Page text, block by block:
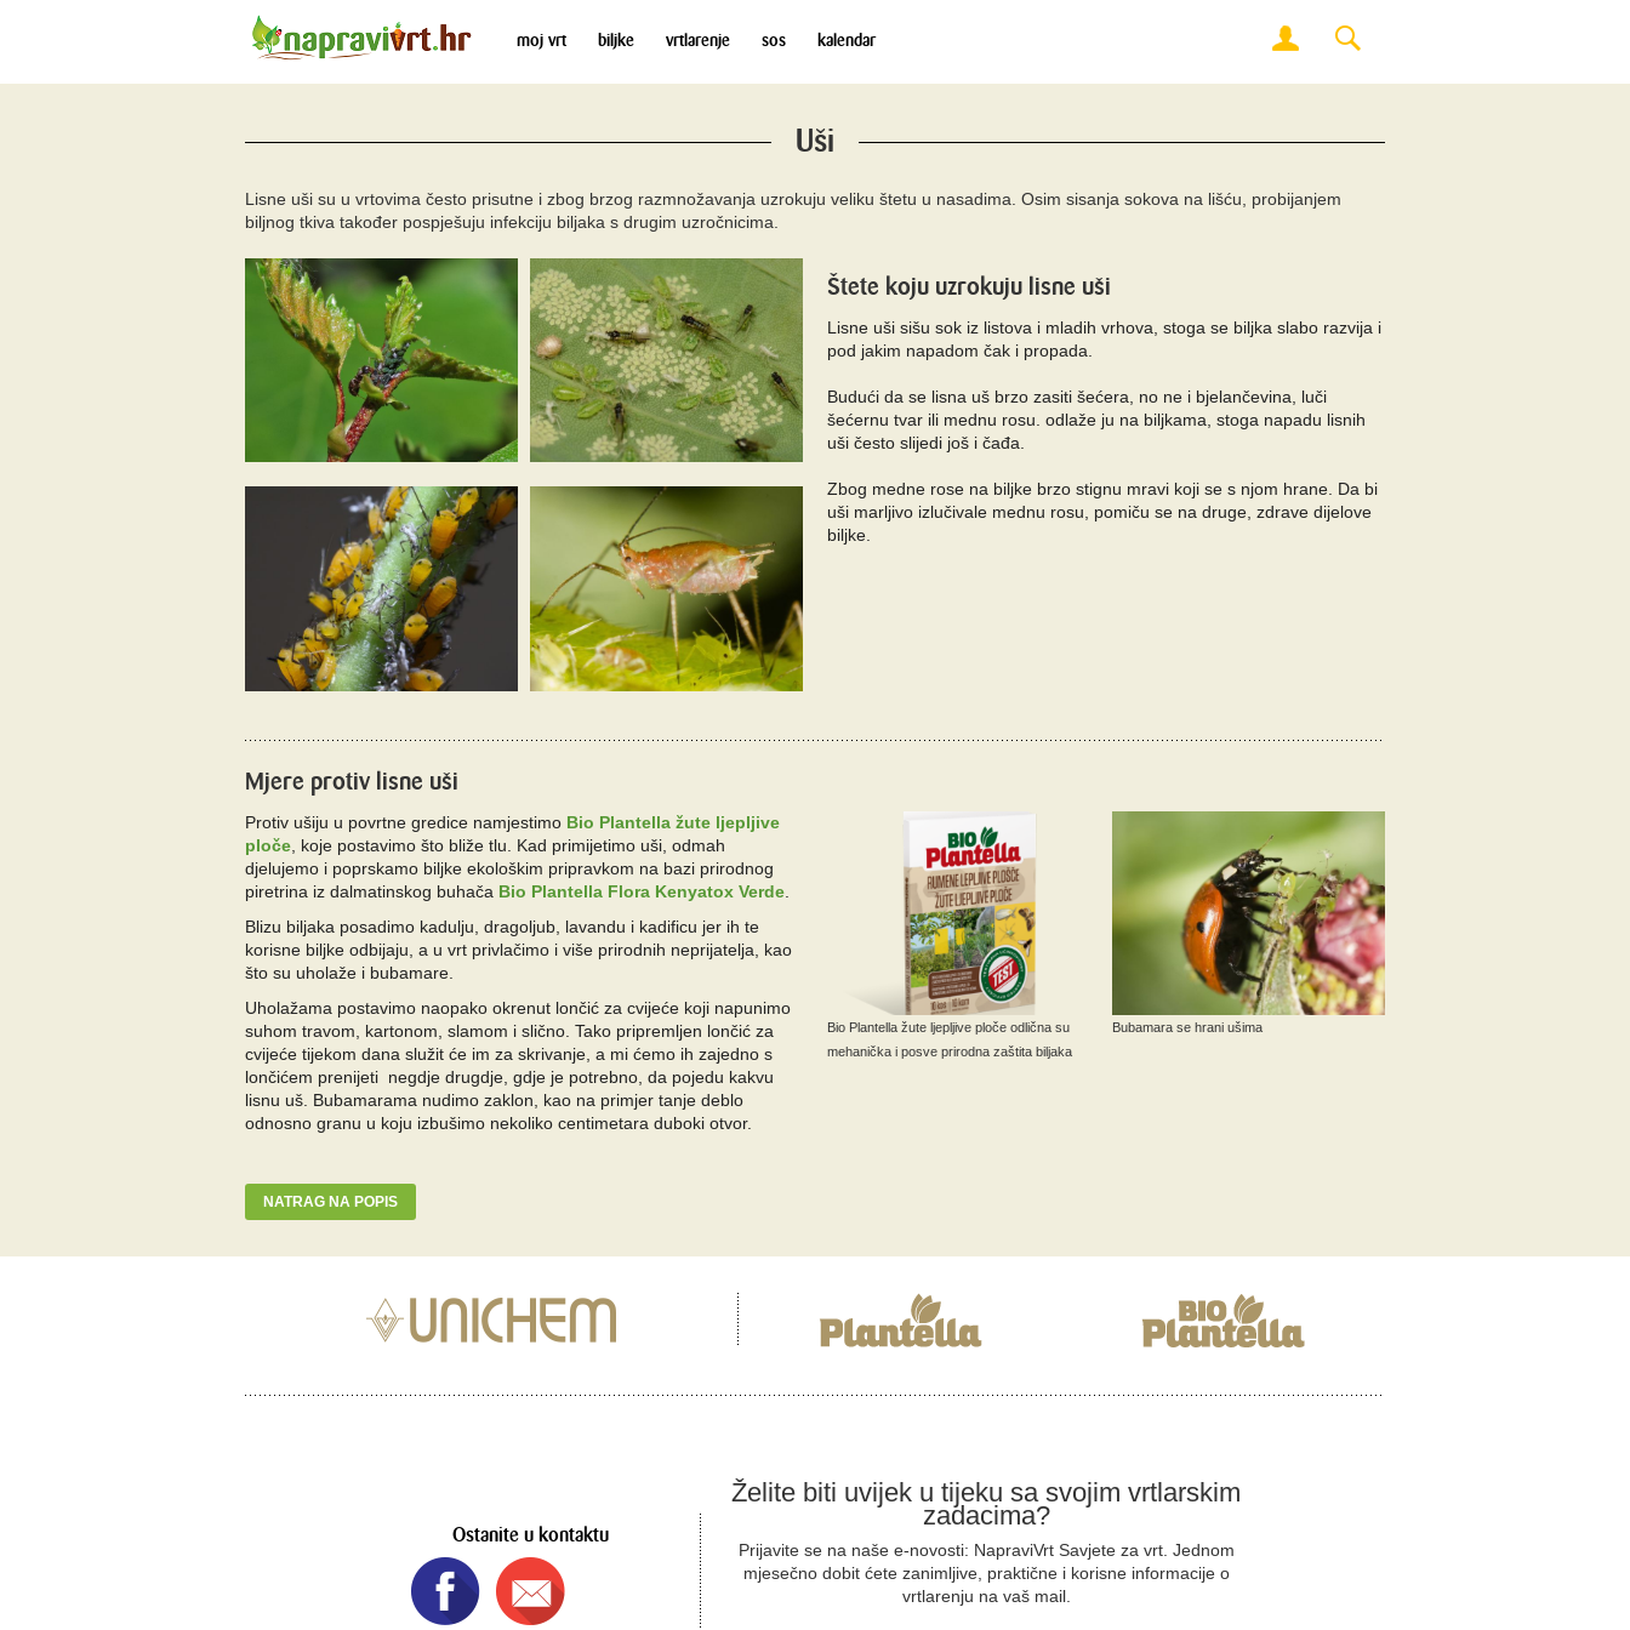
moj vrt biljke vrtlarenje sos kalendar
Uši
Lisne uši su u vrtovima često prisutne i zbog brzog razmnožavanja uzrokuju veliku štetu u nasadima. Osim sisanja sokova na lišću, probijanjem
biljnog tkiva također pospješuju infekciju biljaka s drugim uzročnicima.
Štete koju uzrokuju lisne uši
Lisne uši sišu sok iz listova i mladih vrhova, stoga se biljka slabo razvija i
pod jakim napadom čak i propada.
Budući da se lisna uš brzo zasiti šećera, no ne i bjelančevina, luči
šećernu tvar ili mednu rosu. odlaže ju na biljkama, stoga napadu lisnih
uši često slijedi još i čađa.
Zbog medne rose na biljke brzo stignu mravi koji se s njom hrane. Da bi
uši marljivo izlučivale mednu rosu, pomiču se na druge, zdrave dijelove
biljke.
Mjere protiv lisne uši
Protiv ušiju u povrtne gredice namjestimo Bio Plantella žute ljepljive
ploče , koje postavimo što bliže tlu. Kad primijetimo uši, odmah
djelujemo i poprskamo biljke ekološkim pripravkom na bazi prirodnog
piretrina iz dalmatinskog buhača Bio Plantella Flora Kenyatox Verde
Blizu biljaka posadimo kadulju, dragoljub, lavandu i kadificu jer ih te
korisne biljke odbijaju, a u vrt privlačimo i više prirodnih neprijatelja, kao
što su uholaže i bubamare.
Uholažama postavimo naopako okrenut lončić za cvijeće koji napunimo
suhom travom, kartonom, slamom i slično. Tako pripremljen lončić za
cvijeće tijekom dana služit će im za skrivanje, a mi ćemo ih zajedno s
lončićem prenijeti negdje drugdje, gdje je potrebno, da pojedu kakvu
lisnu uš. Bubamarama nudimo zaklon, kao na primjer tanje deblo
odnosno granu u koju izbušimo nekoliko centimetara duboki otvor.
Bio Plantella žute ljepljive ploče odlična su
mehanička i posve prirodna zaštita biljaka
Bubamara se hrani ušima
NATRAG NA POPIS
Ostanite u kontaktu
Želite biti uvijek u tijeku sa svojim vrtlarskim
zadacima?
Prijavite se na naše e-novosti: NapraviVrt Savjete za vrt. Jednom
mjesečno dobit ćete zanimljive, praktične i korisne informacije o
vrtlarenju na vaš mail.